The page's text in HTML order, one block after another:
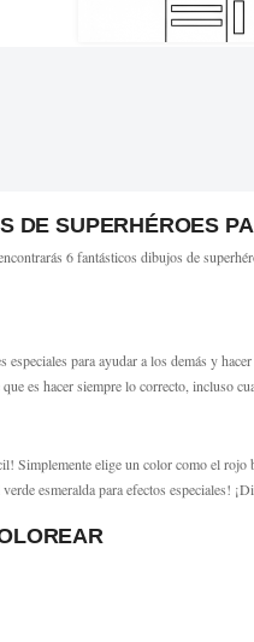
DE SUPERHÉROES
6 fantásticos dibujos de
especiales para ayudar a los demás y
es hacer siempre lo correcto, incluso
Simplemente elige un color como el
esmeralda para efectos especiales!